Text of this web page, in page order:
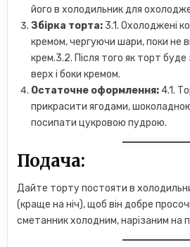
його в холодильник для
Збірка торта: 3.1. Охолоджені
кремом, чергуючи шари, поки не
крем.3.2. Після того як торт буде
верх і боки кремом.
Остаточне оформлення: 4.1.
прикрасити ягодами,
посипати цукровою пудрою.
Подача:
Дайте торту постояти в
(краще на ніч), щоб він добре
сметанник холодним, нарізаним на